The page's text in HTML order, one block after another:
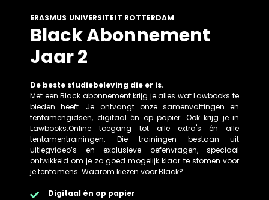
ERASMUS UNIVERSITEIT ROTTERDAM
Black Abonnement
Jaar 2
De beste studiebeleving die er is.
Met een Black abonnement krijg je alles wat Lawbooks te
bieden heeft. Je ontvangt onze samenvattingen en
tentamengidsen, digitaal én op papier. Ook krijg je in
Lawbooks.Online toegang tot alle extra's én alle
tentamentrainingen. Die trainingen bestaan uit
uitlegvideo’s en exclusieve oefenvragen, speciaal
ontwikkeld om je zo goed mogelijk klaar te stomen voor
je tentamens. Waarom kiezen voor Black?
Digitaal én op papier